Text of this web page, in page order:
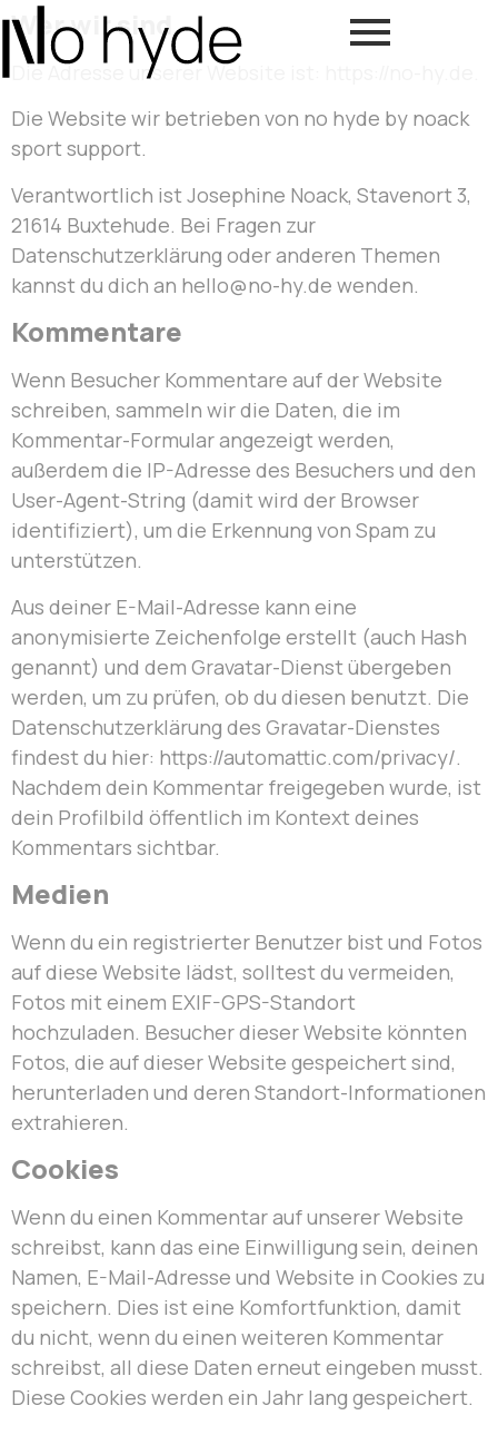
Wer wir sind
Die Adresse unserer Website ist: https://no-hy.de.
Die Website wir betrieben von no hyde by noack
sport support.
Verantwortlich ist Josephine Noack, Stavenort 3,
21614 Buxtehude. Bei Fragen zur
Datenschutzerklärung oder anderen Themen
kannst du dich an hello@no-hy.de wenden.
Kommentare
Wenn Besucher Kommentare auf der Website
schreiben, sammeln wir die Daten, die im
Kommentar-Formular angezeigt werden,
außerdem die IP-Adresse des Besuchers und den
User-Agent-String (damit wird der Browser
identifiziert), um die Erkennung von Spam zu
unterstützen.
Aus deiner E-Mail-Adresse kann eine
anonymisierte Zeichenfolge erstellt (auch Hash
genannt) und dem Gravatar-Dienst übergeben
werden, um zu prüfen, ob du diesen benutzt. Die
Datenschutzerklärung des Gravatar-Dienstes
findest du hier: https://automattic.com/privacy/.
Nachdem dein Kommentar freigegeben wurde, ist
dein Profilbild öffentlich im Kontext deines
Kommentars sichtbar.
Medien
Wenn du ein registrierter Benutzer bist und Fotos
auf diese Website lädst, solltest du vermeiden,
Fotos mit einem EXIF-GPS-Standort
hochzuladen. Besucher dieser Website könnten
Fotos, die auf dieser Website gespeichert sind,
herunterladen und deren Standort-Informationen
extrahieren.
Cookies
Wenn du einen Kommentar auf unserer Website
schreibst, kann das eine Einwilligung sein, deinen
Namen, E-Mail-Adresse und Website in Cookies zu
speichern. Dies ist eine Komfortfunktion, damit
du nicht, wenn du einen weiteren Kommentar
schreibst, all diese Daten erneut eingeben musst.
Diese Cookies werden ein Jahr lang gespeichert.